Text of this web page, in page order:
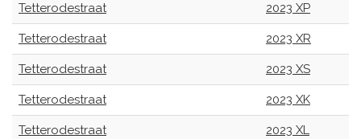
Tetterodestraat 2023 XP
Tetterodestraat 2023 XR
Tetterodestraat 2023 XS
Tetterodestraat 2023 XK
Tetterodestraat 2023 XL